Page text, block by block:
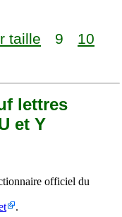
taille 9
10
lettres
et Y
officiel du
.